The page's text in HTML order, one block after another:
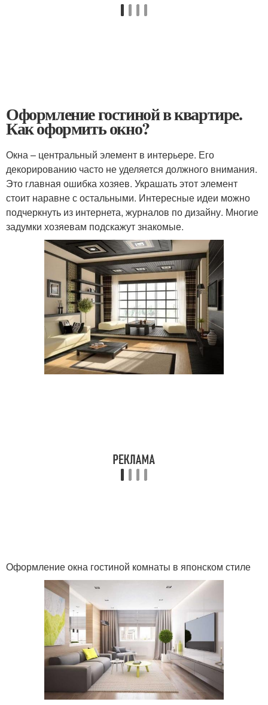
Оформление гостиной в квартире.
Как оформить окно?
Окна – центральный элемент в интерьере. Его
декорированию часто не уделяется должного внимания.
Это главная ошибка хозяев. Украшать этот элемент
стоит наравне с остальными. Интересные идеи можно
подчеркнуть из интернета, журналов по дизайну. Многие
задумки хозяевам подскажут знакомые.
Оформление окна гостиной комнаты в японском стиле